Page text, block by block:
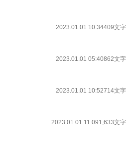
2023.01.01 10:34409文字
2023.01.01 05:40862文字
2023.01.01 10:52714文字
2023.01.01 11:091,633文字